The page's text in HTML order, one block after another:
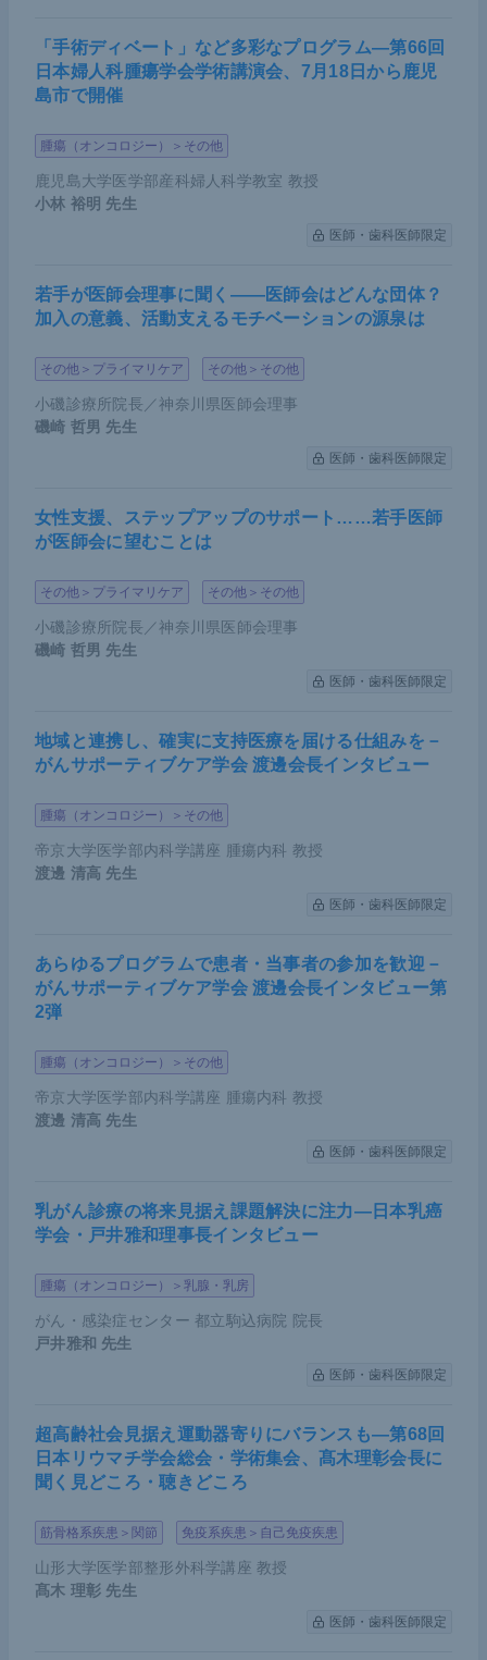
BMPR2はもっとも早く発見された遺伝子であり、2
が多かったと報告されている。
容体にBMPリガンドが結合することで活性化される
SMAD経路は、細胞増殖の調節に関わることが知ら
れている。BMPR2シグナル経路は増殖抑制因子であ
細胞増殖にブレーキが効かなくなり、血管壁の細胞
が異常増殖する。細胞増殖により血管内腔が狭窄す
ることから、BMPR2変異がHPAH発症につながると
ていない。
2016年にLancetで報告された全世界を対象にした研
究では、BMPR2変異がある患者のほうが生命予後不
良であると報告されている。しかし、使用している
薬剤の違いや
ない時代のデータも含まれている。
自施設でプロスタサイクリンの持続投与が必要な患
者の生命予後を解析したところ、BMPR2遺伝子変
比較して予後良好であった。
者は診断時の肺動脈圧が非常に高いため、早期にプ
ロスタサイクリンの持続投与を始められる。このこ
とが、先行研究と結果が相反する理由の1つと考え
今後どのような変化があるか観察していく必要があ
る。
遺伝子変異の種類による発症年齢の違い
欧米のデータをまとめた報告によると、BMPR2変異
大きな幅があることが分かる。
遺伝子変異の種類によるPAH発症年齢の違い。グラフ上部の
「手術ディベート」など多彩なプログラム―第66回
日本婦人科腫瘍学会学術講演会、7月18日から鹿児
島市で開催
腫瘍（オンコロジー）＞その他
鹿児島大学医学部産科婦人科学教室 教授
小林 裕明 先生
医師・歯科医師限定
若手が医師会理事に聞く――医師会はどんな団体？
加入の意義、活動支えるモチベーションの源泉は
その他＞プライマリケア その他＞その他
小磯診療所院長／神奈川県医師会理事
磯崎 哲男 先生
医師・歯科医師限定
女性支援、ステップアップのサポート……若手医師
が医師会に望むことは
その他＞プライマリケア その他＞その他
小磯診療所院長／神奈川県医師会理事
磯崎 哲男 先生
医師・歯科医師限定
地域と連携し、確実に支持医療を届ける仕組みを－
がんサポーティブケア学会 渡邊会長インタビュー
腫瘍（オンコロジー）＞その他
帝京大学医学部内科学講座 腫瘍内科 教授
渡邊 清高 先生
医師・歯科医師限定
あらゆるプログラムで患者・当事者の参加を歓迎－
がんサポーティブケア学会 渡邊会長インタビュー第
2弾
腫瘍（オンコロジー）＞その他
帝京大学医学部内科学講座 腫瘍内科 教授
渡邊 清高 先生
医師・歯科医師限定
乳がん診療の将来見据え課題解決に注力―日本乳癌
学会・戸井雅和理事長インタビュー
腫瘍（オンコロジー）＞乳腺・乳房
がん・感染症センター 都立駒込病院 院長
戸井雅和 先生
医師・歯科医師限定
超高齢社会見据え運動器寄りにバランスも―第68回
日本リウマチ学会総会・学術集会、髙木理彰会長に
聞く見どころ・聴きどころ
筋骨格系疾患＞関節 免疫系疾患＞自己免疫疾患
山形大学医学部整形外科学講座 教授
髙木 理彰 先生
医師・歯科医師限定